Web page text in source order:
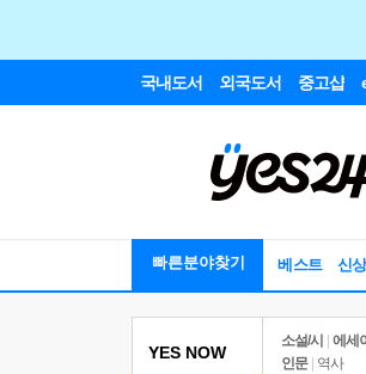
국내도서 외국도서 중고샵
빠른분야찾기 베스트 신
YES NOW
소설/시
에세이
인문
역사